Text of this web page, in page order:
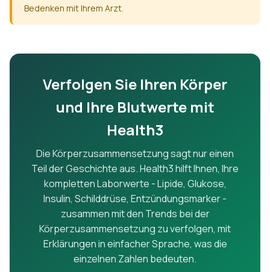
Bedenken mit Ihrem Arzt.
Verfolgen Sie Ihren Körper
und Ihre Blutwerte mit
Health3
Die Körperzusammensetzung sagt nur einen
Teil der Geschichte aus. Health3 hilft Ihnen, Ihre
kompletten Laborwerte - Lipide, Glukose,
Insulin, Schilddrüse, Entzündungsmarker -
zusammen mit den Trends bei der
Körperzusammensetzung zu verfolgen, mit
Erklärungen in einfacher Sprache, was die
einzelnen Zahlen bedeuten.